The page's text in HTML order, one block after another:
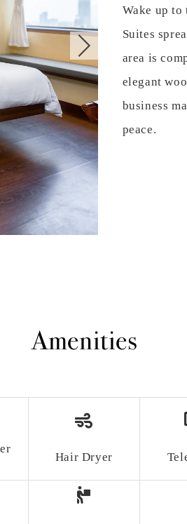
Wake up
Suites
area is
elegant
business
peace.
Amenities
Hair Dryer